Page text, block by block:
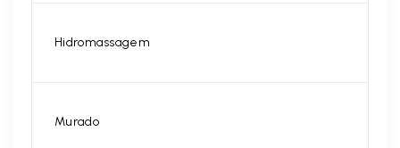
Hidromassagem
Murado